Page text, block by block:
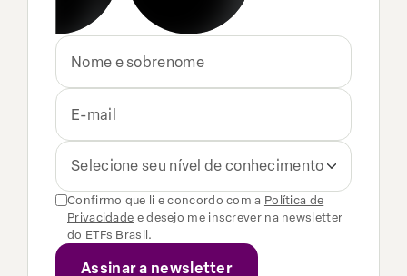
Selecione seu nível de conhecimento
Confirmo que li e concordo com a Política de
Privacidade e desejo me inscrever na newsletter
do ETFs Brasil.